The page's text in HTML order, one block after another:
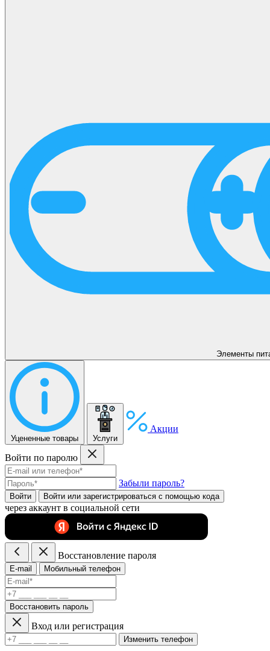
Элементы
Уцененные товары Услуги
Акции
Войти по паролю
Забыли пароль?
Войти Войти или зарегистрироватьcя с помощью кода
через аккаунт в социальной сети
Восстановление пароля
E-mail Мобильный телефон
Восстановить пароль
Вход или регистрация
Изменить телефон